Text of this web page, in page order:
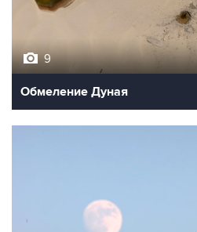
Обмеление Дуная